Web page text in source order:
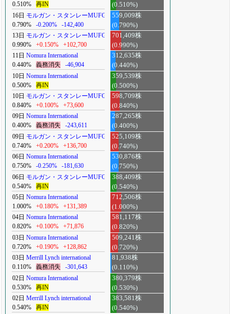
0.510%
再IN
(0.510%)
16日 モルガン・スタンレーMUFG
0.790%
-0.200% -142,400
559,009株
(0.790%)
13日 モルガン・スタンレーMUFG
0.990%
+0.150% +102,700
701,409株
(0.990%)
11日 Nomura International
0.440%
義務消失 -46,904
312,635株
(0.440%)
10日 Nomura International
0.500%
再IN
359,539株
(0.500%)
10日 モルガン・スタンレーMUFG
0.840%
+0.100% +73,600
598,709株
(0.840%)
09日 Nomura International
0.400%
義務消失 -243,611
287,265株
(0.400%)
09日 モルガン・スタンレーMUFG
0.740%
+0.200% +136,700
525,109株
(0.740%)
06日 Nomura International
0.750%
-0.250% -181,630
530,876株
(0.750%)
06日 モルガン・スタンレーMUFG
0.540%
再IN
388,409株
(0.540%)
05日 Nomura International
1.000%
+0.180% +131,389
712,506株
(1.000%)
04日 Nomura International
0.820%
+0.100% +71,876
581,117株
(0.820%)
03日 Nomura International
0.720%
+0.190% +128,862
509,241株
(0.720%)
03日 Merrill Lynch international
0.110%
義務消失 -301,643
81,938株
(0.110%)
02日 Nomura International
0.530%
再IN
380,379株
(0.530%)
02日 Merrill Lynch international
0.540%
再IN
383,581株
(0.540%)